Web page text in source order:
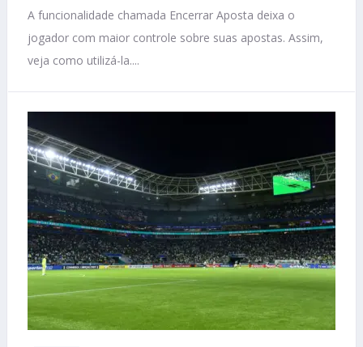
A funcionalidade chamada Encerrar Aposta deixa o
jogador com maior controle sobre suas apostas. Assim,
veja como utilizá-la....